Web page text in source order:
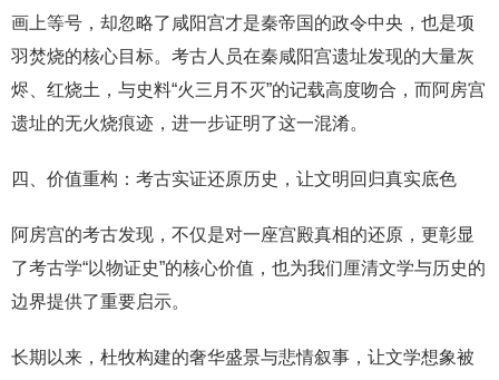
画上等号，却忽略了咸阳宫才是秦帝国的政令中央，也是项
羽焚烧的核心目标。考古人员在秦咸阳宫遗址发现的大量灰
烬、红烧土，与史料“火三月不灭”的记载高度吻合，而阿房宫
遗址的无火烧痕迹，进一步证明了这一混淆。
四、价值重构：考古实证还原历史，让文明回归真实底色
阿房宫的考古发现，不仅是对一座宫殿真相的还原，更彰显
了考古学“以物证史”的核心价值，也为我们厘清文学与历史的
边界提供了重要启示。
长期以来，杜牧构建的奢华盛景与悲情叙事，让文学想象被